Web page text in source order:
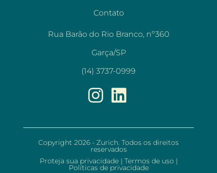
Contato
Rua Barão do Rio Branco, nº360
Garça/SP
(14) 3737-0999
Copyright 2026 - Zurich. Todos os direitos
reservados
Proteja sua privacidade | Termos de uso |
Políticas de privacidade